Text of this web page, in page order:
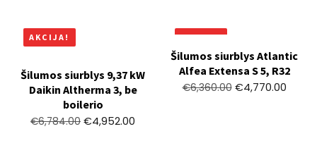
AKCIJA!
Šilumos siurblys 9,37 kW
Daikin Altherma 3, be
boilerio
€6,784.00 €4,952.00
AKCIJA!
Šilumos siurblys Atlantic
Alfea Extensa S 5, R32
€6,360.00 €4,770.00